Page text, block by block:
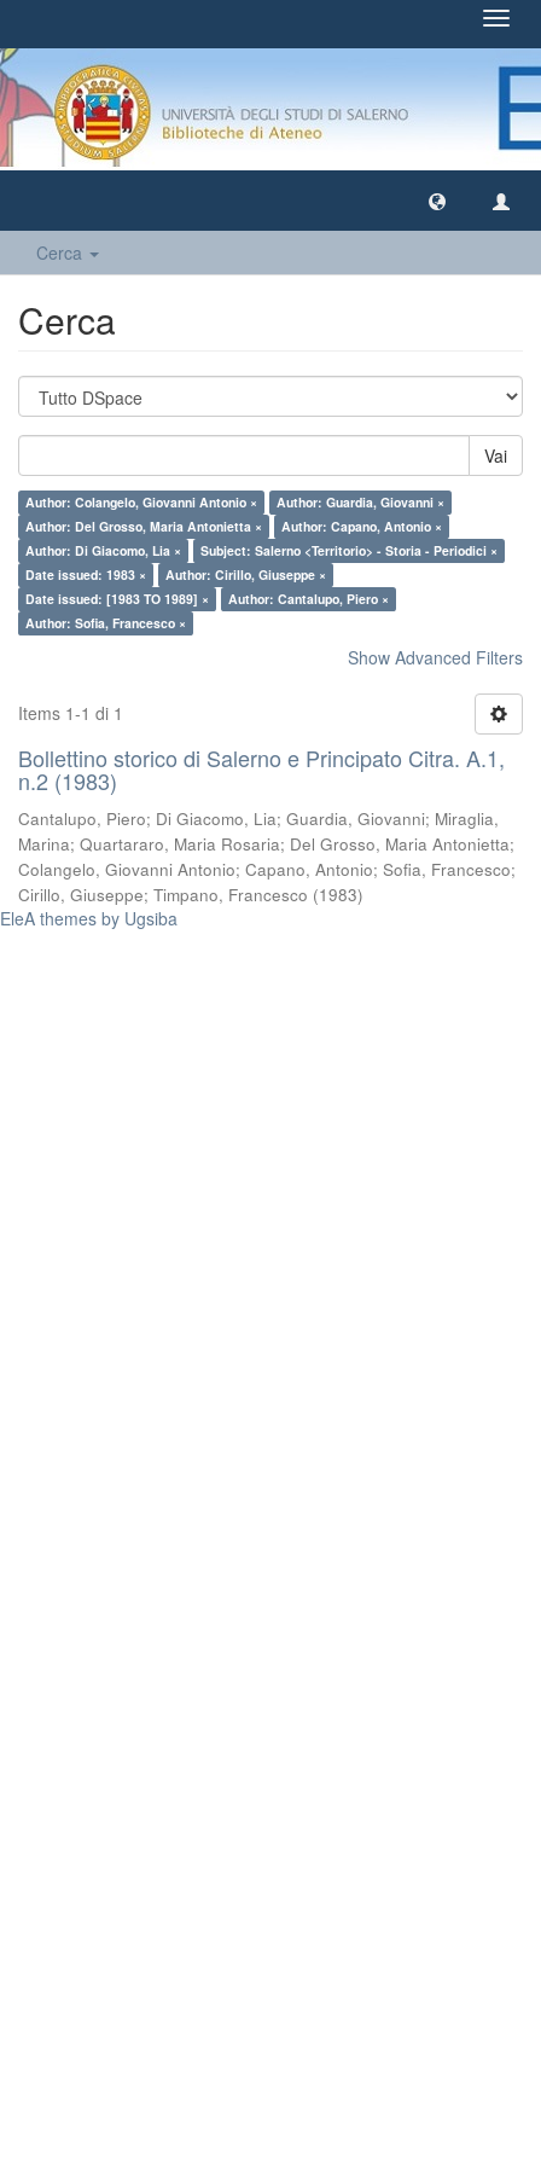
Cerca
Cerca
Vai
Author: Colangelo, Giovanni Antonio ×
Author: Guardia, Giovanni ×
Author: Del Grosso, Maria Antonietta ×
Author: Capano, Antonio ×
Author: Di Giacomo, Lia ×
Subject: Salerno <Territorio> - Storia - Periodici ×
Date issued: 1983 ×
Author: Cirillo, Giuseppe ×
Date issued: [1983 TO 1989] ×
Author: Cantalupo, Piero ×
Author: Sofia, Francesco ×
Show Advanced Filters
Items 1-1 di 1
Bollettino storico di Salerno e Principato Citra. A.1,
n.2 (1983)
Cantalupo, Piero; Di Giacomo, Lia; Guardia, Giovanni; Miraglia,
Marina; Quartararo, Maria Rosaria; Del Grosso, Maria Antonietta;
Colangelo, Giovanni Antonio; Capano, Antonio; Sofia, Francesco;
Cirillo, Giuseppe; Timpano, Francesco (1983)
EleA themes by Ugsiba